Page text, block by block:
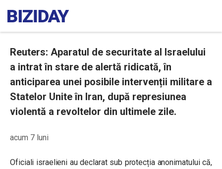
Reuters: Aparatul de securitate al Israelului
a intrat în stare de alertă ridicată, în
anticiparea unei posibile intervenții militare a
Statelor Unite în Iran, după represiunea
violentă a revoltelor din ultimele zile.
acum 7 luni
Oficiali israelieni au declarat sub protecția anonimatului că,